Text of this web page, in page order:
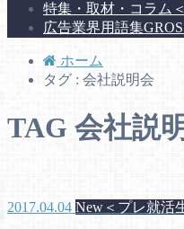
特集・取材・コラム
広告業界用語集
ホーム
タグ : 会社説明会
TAG 会社説
2017.04.04 New＜プレ就活